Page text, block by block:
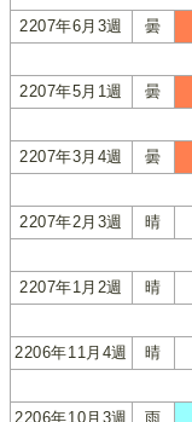
2207年6月3週 曇
2207年5月1週 曇
2207年3月4週 曇
2207年2月3週 晴
2207年1月2週 晴
2206年11月4週 晴
2206年10月3週 雨